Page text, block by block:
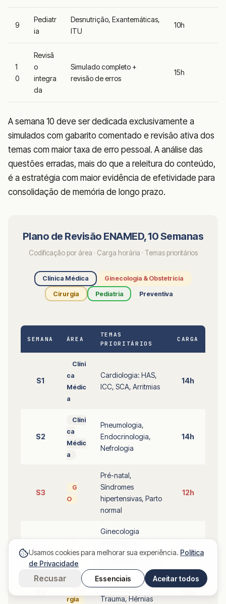
9
Pediatr
ia
Desnutrição, Exantemáticas,
ITU
10h
1
0
Revisã
o
integra
da
Simulado completo +
revisão de erros
15h
A semana 10 deve ser dedicada exclusivamente a
simulados com gabarito comentado e revisão ativa dos
temas com maior taxa de erro pessoal. A análise das
questões erradas, mais do que a releitura do conteúdo,
é a estratégia com maior evidência de efetividade para
consolidação de memória de longo prazo.
Plano de Revisão ENAMED, 10 Semanas
Codificação por área · Carga horária · Temas prioritários
Clínica Médica Ginecologia & Obstetrícia
Cirurgia Pediatria Preventiva
SEMANA ÁREA
TEMAS
PRIORITÁRIOS
CARGA
S1
Clíni
ca
Médic
a
Cardiologia: HAS,
ICC, SCA, Arritmias
14h
S2
Clíni
ca
Médic
a
Pneumologia,
Endocrinologia,
Nefrologia
14h
S3
G
O
Pré-natal,
Síndromes
hipertensivas, Parto
normal
12h
O
Ginecologia
Planejamento
11h
Ciru
rgia
Abdome agudo,
Trauma, Hérnias
Usamos cookies para melhorar sua experiência. Política
de Privacidade
Recusar Essenciais Aceitar todos